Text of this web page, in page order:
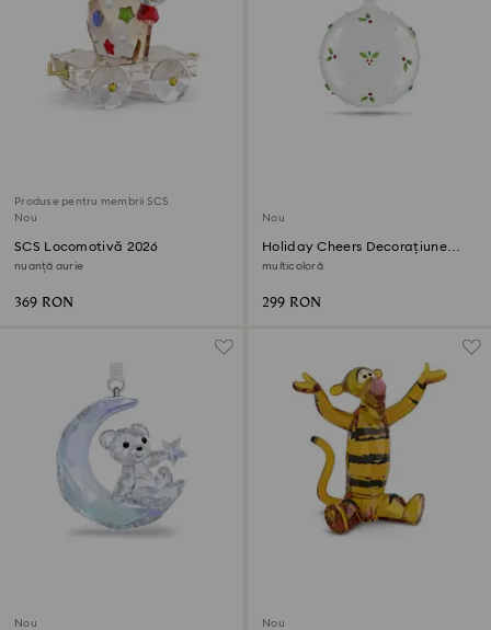
Produse pentru membrii SCS
Nou
SCS Locomotivă 2026
nuanță aurie
369 RON
Nou
Holiday Cheers Decorațiune
glob Vâsc
multicoloră
299 RON
Nou Nou